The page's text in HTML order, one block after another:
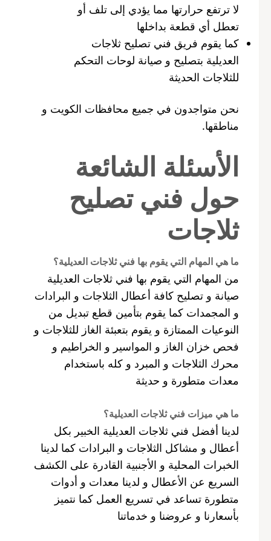
لا ترتفع حرارتها مما يؤدي إلى تلف أو
تعطل أي قطعة بداخلها
كما يقوم فريق فني تصليح ثلاجات
العديلية بتصليح و صيانة لوحات التحكم
للثلاجات الحديثة
نحن متواجدون في جميع محافظات الكويت و
مناطقها.
الأسئلة الشائعة
حول فني تصليح
ثلاجات
ما هي المهام التي يقوم بها فني ثلاجات العديلية؟
من المهام التي يقوم بها فني ثلاجات العديلية
صيانة و تصليح كافة أعطال الثلاجات و البرادات
و المجمدات كما يقوم بتأمين قطع تبديل من
النوعيات الممتازة و يقوم بتعبئة الغاز للثلاجات و
فحص خزان الغاز و المواسير و الخراطيم و
محرك الثلاجات و المبرد و كله باستخدام
معدات متطورة و حديثة
ما هي ميزات فني ثلاجات العديلية؟
لدينا أفضل فني ثلاجات العديلية الخبير بكل
أعطال و مشاكل الثلاجات و البرادات كما لدينا
الخبرات المحلية و الأجنبية القادرة على الكشف
السريع عن الأعطال و لدينا معدات و أدوات
متطورة تساعد في تسريع العمل كما نتميز
بأسعارنا و عروضنا و خدماتنا